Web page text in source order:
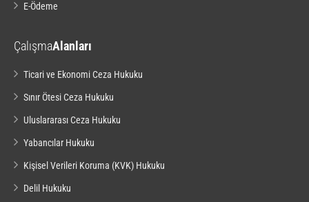
E-Ödeme
ÇalışmaAlanları
Ticari ve Ekonomi Ceza Hukuku
Sınır Ötesi Ceza Hukuku
Uluslararası Ceza Hukuku
Yabancılar Hukuku
Kişisel Verileri Koruma (KVK) Hukuku
Delil Hukuku